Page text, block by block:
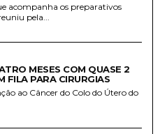
acompanha os preparativos
pela...
MESES COM QUASE 2
FILA PARA CIRURGIAS
ao Câncer do Colo do Útero do